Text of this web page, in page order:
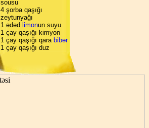
sousu
4 şorba qaşığı
zeytunyağı
1 ədəd limonun suyu
1 çay qaşığı kimyon
1 çay qaşığı qara bibər
1 çay qaşığı duz